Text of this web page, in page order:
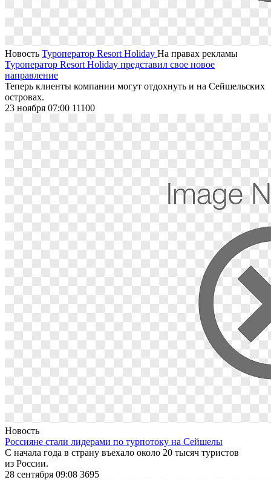
Новость Туроператор Resort Holiday На правах рекламы
Туроператор Resort Holiday представил свое новое
направление
Теперь клиенты компании могут отдохнуть и на Сейшельских
островах.
23 ноября 07:00 11100
Новость
Россияне стали лидерами по турпотоку на Сейшелы
С начала года в страну въехало около 20 тысяч туристов
из России.
28 сентября 09:08 3695